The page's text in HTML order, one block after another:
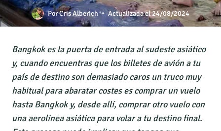
PorCris Alberich Actualizada el24/08/2024
Bangkok es la puerta de entrada al sudeste asiático
y, cuando encuentras que los billetes de avión a tu
país de destino son demasiado caros un truco muy
habitual para abaratar costes es comprar un vuelo
hasta Bangkok y, desde allí, comprar otro vuelo con
una aerolínea asiática para volar a tu destino final.